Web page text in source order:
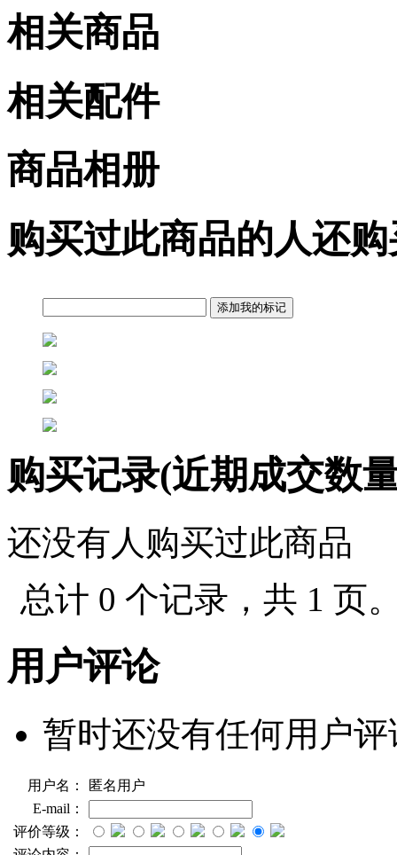
相关商品
相关配件
商品相册
购买过此商品的人还
购买记录(近期成交数
还没有人购买过此商品
总计 0 个记录，共 1 页
用户评论
暂时还没有任何用户评
用户名：
匿名用户
E-mail：
评价等级：